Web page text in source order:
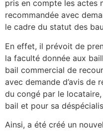
pris en compte les actes
recommandée avec
le cadre du statut des
En effet, il prévoit de
la faculté donnée aux
bail commercial de
avec demande d’avis
du congé par le
bail et pour sa
Ainsi, a été créé un